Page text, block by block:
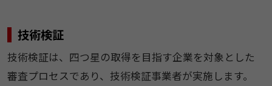
技術検証
技術検証は、四つ星の取得を目指す企業を対象とした
審査プロセスであり、技術検証事業者が実施します。